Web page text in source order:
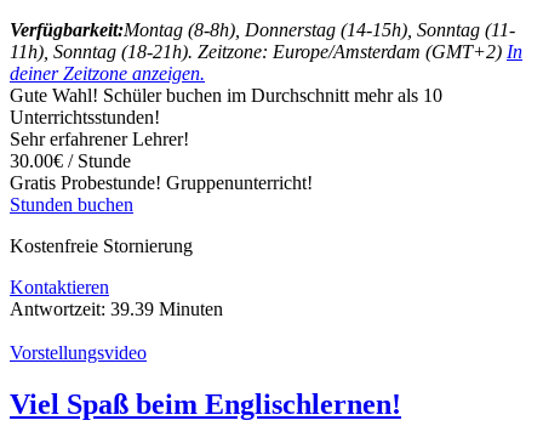
Verfügbarkeit:Montag (8-8h), Donnerstag (14-15h), Sonntag (11-
11h), Sonntag (18-21h). Zeitzone: Europe/Amsterdam (GMT+2) In
deiner Zeitzone anzeigen.
Gute Wahl! Schüler buchen im Durchschnitt mehr als 10
Unterrichtsstunden!
Sehr erfahrener Lehrer!
30.00€ / Stunde
Gratis Probestunde! Gruppenunterricht!
Stunden buchen
Kostenfreie Stornierung
Kontaktieren
Antwortzeit: 39.39 Minuten
Vorstellungsvideo
Viel Spaß beim Englischlernen!